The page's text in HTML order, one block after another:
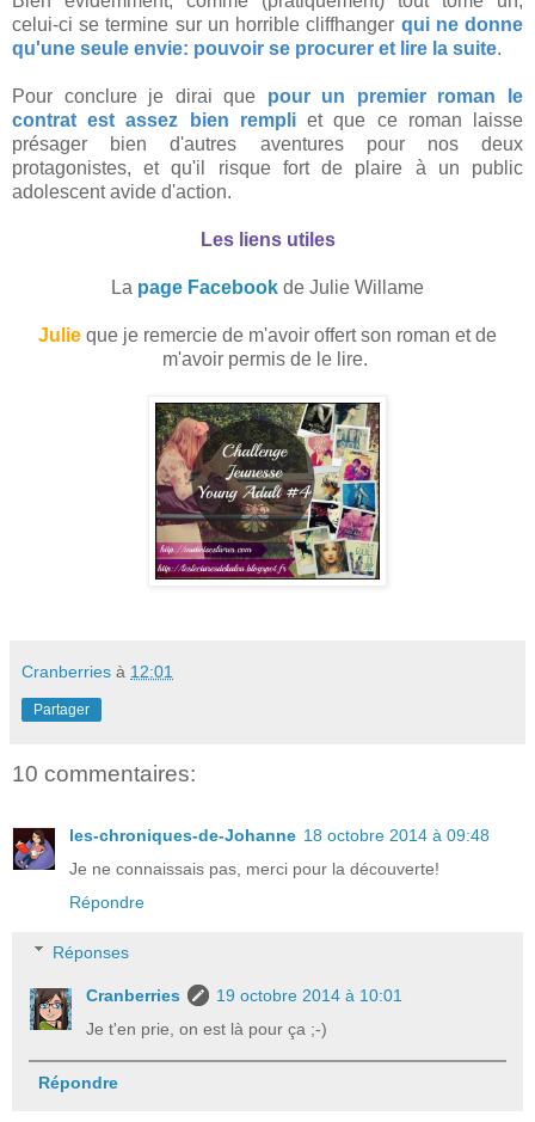
celui-ci se termine sur un horrible cliffhanger qui ne donne
qu'une seule envie: pouvoir se procurer et lire la suite.
Pour conclure je dirai que pour un premier roman le
contrat est assez bien rempliet que ce roman laisse
présager bien d'autres aventures pour nos deux
protagonistes, et qu'il risque fort de plaire à un public
adolescent avide d'action.
Les liens utiles
La page Facebook de Julie Willame
Julie que je remercie de m'avoir offert son roman et de
m'avoir permis de le lire.
Cranberries à 12:01
Partager
10 commentaires:
les-chroniques-de-Johanne 18 octobre 2014 à 09:48
Je ne connaissais pas, merci pour la découverte!
Répondre
Réponses
Cranberries
19 octobre 2014 à 10:01
Je t'en prie, on est là pour ça ;-)
Répondre